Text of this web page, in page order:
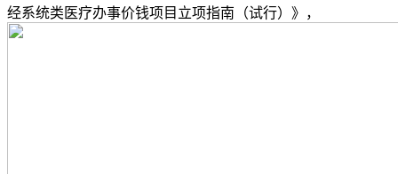
经系统类医疗办事价钱项目立项指南（试行）》，